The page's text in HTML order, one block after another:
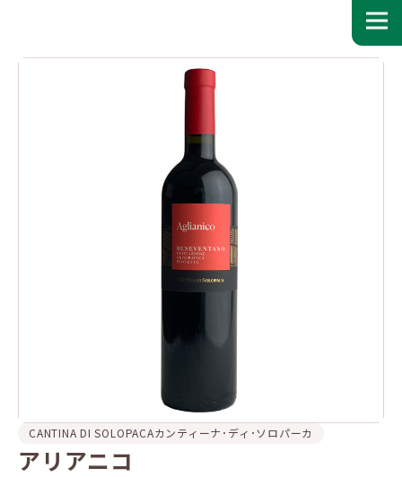
CANTINA DI SOLOPACAカンティーナ･ディ･ソロパーカ
アリアニコ